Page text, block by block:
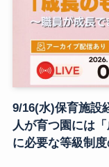
9/16(水)保育施設
人が育つ園には
に必要な等級制